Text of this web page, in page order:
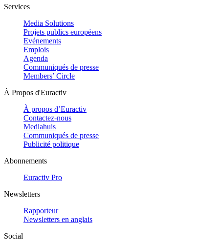
Services
Media Solutions
Projets publics européens
Evénements
Emplois
Agenda
Communiqués de presse
Members’ Circle
À Propos d'Euractiv
À propos d’Euractiv
Contactez-nous
Mediahuis
Communiqués de presse
Publicité politique
Abonnements
Euractiv Pro
Newsletters
Rapporteur
Newsletters en anglais
Social